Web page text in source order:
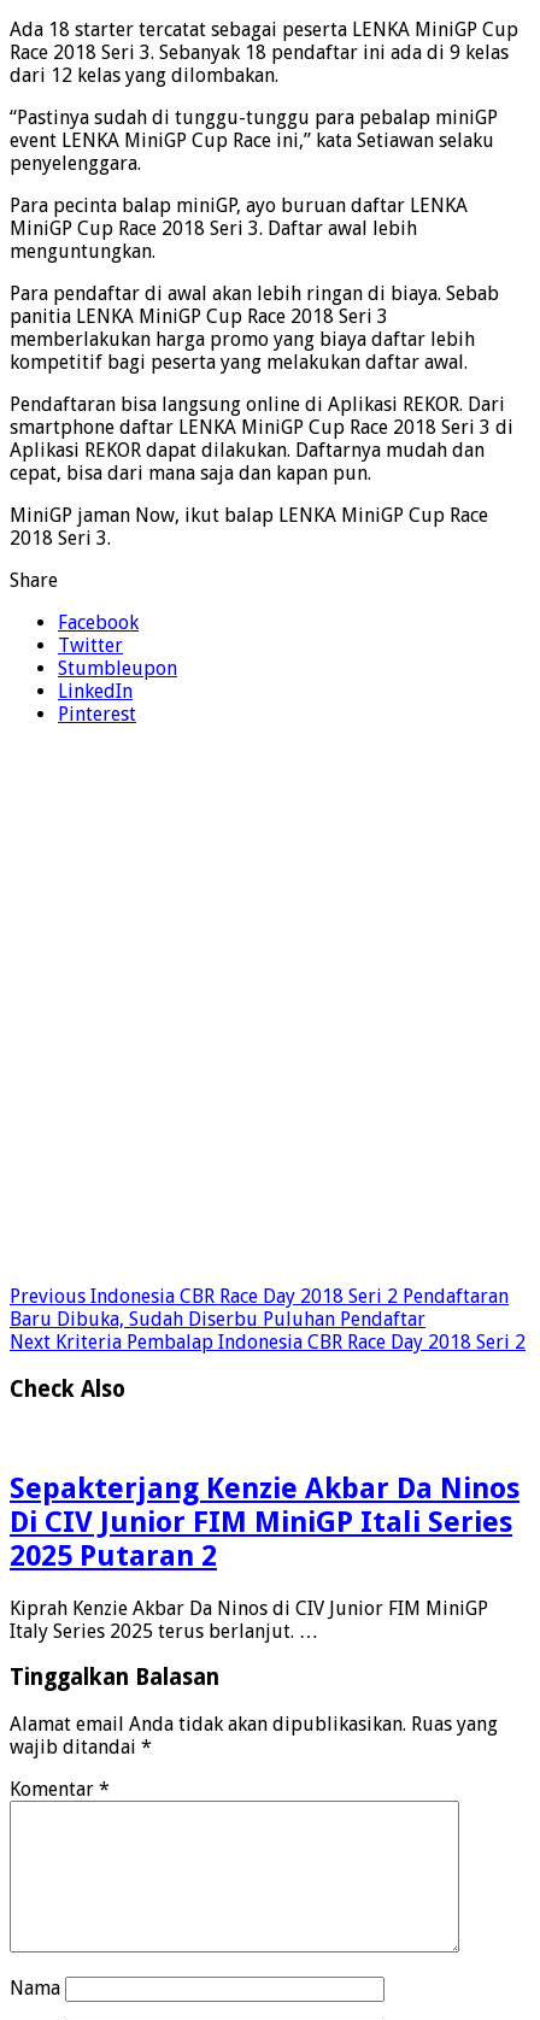
Ada 18 starter tercatat sebagai peserta LENKA MiniGP Cup
Race 2018 Seri 3. Sebanyak 18 pendaftar ini ada di 9 kelas
dari 12 kelas yang dilombakan.
“Pastinya sudah di tunggu-tunggu para pebalap miniGP
event LENKA MiniGP Cup Race ini,” kata Setiawan selaku
penyelenggara.
Para pecinta balap miniGP, ayo buruan daftar LENKA
MiniGP Cup Race 2018 Seri 3. Daftar awal lebih
menguntungkan.
Para pendaftar di awal akan lebih ringan di biaya. Sebab
panitia LENKA MiniGP Cup Race 2018 Seri 3
memberlakukan harga promo yang biaya daftar lebih
kompetitif bagi peserta yang melakukan daftar awal.
Pendaftaran bisa langsung online di Aplikasi REKOR. Dari
smartphone daftar LENKA MiniGP Cup Race 2018 Seri 3 di
Aplikasi REKOR dapat dilakukan. Daftarnya mudah dan
cepat, bisa dari mana saja dan kapan pun.
MiniGP jaman Now, ikut balap LENKA MiniGP Cup Race
2018 Seri 3.
Share
Facebook
Twitter
Stumbleupon
LinkedIn
Pinterest
Previous Indonesia CBR Race Day 2018 Seri 2 Pendaftaran
Baru Dibuka, Sudah Diserbu Puluhan Pendaftar
Next Kriteria Pembalap Indonesia CBR Race Day 2018 Seri 2
Check Also
Sepakterjang Kenzie Akbar Da Ninos
Di CIV Junior FIM MiniGP Itali Series
2025 Putaran 2
Kiprah Kenzie Akbar Da Ninos di CIV Junior FIM MiniGP
Italy Series 2025 terus berlanjut. …
Tinggalkan Balasan
Alamat email Anda tidak akan dipublikasikan. Ruas yang
wajib ditandai *
Komentar *
Nama